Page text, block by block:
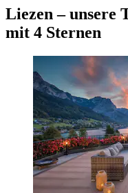
Liezen – unsere
mit 4 Sternen